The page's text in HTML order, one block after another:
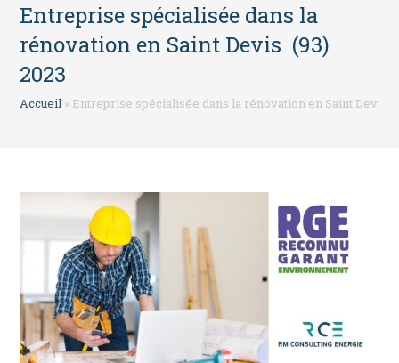
Entreprise spécialisée dans la
rénovation en Saint Devis (93)
2023
Accueil » Entreprise spécialisée dans la rénovation en Saint Devis